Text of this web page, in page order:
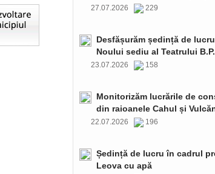
27.07.2026 229
Desfășurăm ședință de
Noului sediu al Teatrului
23.07.2026 158
Monitorizăm lucrările de
din raioanele Cahul și
22.07.2026 196
Ședință de lucru în cadrul
Leova cu apă